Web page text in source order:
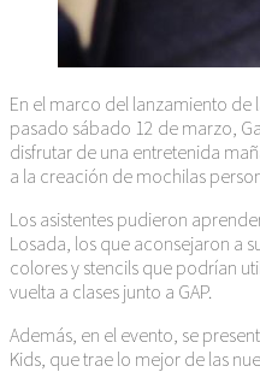
En el marco del lanzamiento de
pasado sábado 12 de marzo,
disfrutar de una entretenida
a la creación de mochilas
Los asistentes pudieron
Losada, los que aconsejaron a
colores y stencils que podrían
vuelta a clases junto a GAP.
Además, en el evento, se
Kids, que trae lo mejor de las